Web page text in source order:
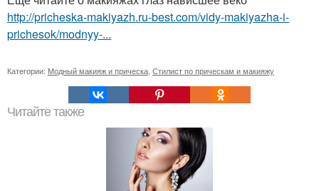
http://pricheska-makiyazh.ru-best.com/vidy-makiyazha-i-
prichesok/modnyy-...
Категории: Модный макияж и прическа Стилист по прическам и макияжу
Читайте также